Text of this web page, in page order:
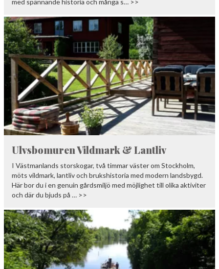
Ulvsbomuren Vildmark & Lantliv
I Västmanlands storskogar, två timmar väster om Stockholm,
möts vildmark, lantliv och brukshistoria med modern landsbygd.
Här bor du i en genuin gårdsmiljö med möjlighet till olika aktiviter
och där du bjuds på … >>